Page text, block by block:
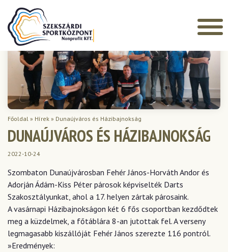
Főoldal » Hírek » Dunaújváros és Házibajnokság
DUNAÚJVÁROS ÉS HÁZIBAJNOKSÁG
2022-10-24
Szombaton Dunaújvárosban Fehér János-Horváth Andor és
Adorján Ádám-Kiss Péter párosok képviselték Darts
Szakosztályunkat, ahol a 17. helyen zártak párosaink.
A vasárnapi Házibajnokságon két 6 fős csoportban kezdődtek
meg a küzdelmek, a főtáblára 8-an jutottak fel. A verseny
legmagasabb kiszállóját Fehér János szerezte 116 pontról.
»Eredmények: